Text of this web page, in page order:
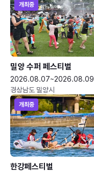
개최중
밀양 수퍼 페스티벌
2026.08.07~2026.08.09
경상남도 밀양시
개최중
한강페스티벌